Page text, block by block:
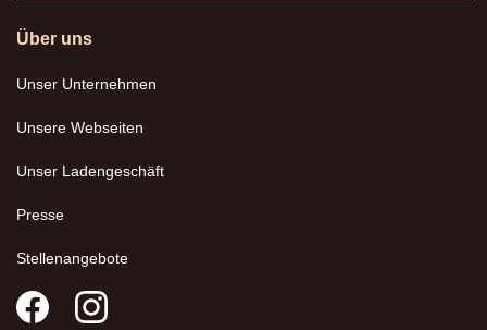
Über uns
Unser Unternehmen
Unsere Webseiten
Unser Ladengeschäft
Presse
Stellenangebote